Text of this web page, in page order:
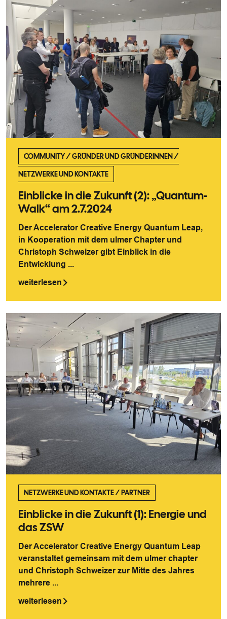
COMMUNITY/GRÜNDER UND GRÜNDERINNEN/
NETZWERKE UND KONTAKTE
Einblicke in die Zukunft (2): „Quantum-
Walk“ am 2.7.2024
Der Accelerator Creative Energy Quantum Leap,
in Kooperation mit dem ulmer Chapter und
Christoph Schweizer gibt Einblick in die
Entwicklung ...
weiterlesen
NETZWERKE UND KONTAKTE/PARTNER
Einblicke in die Zukunft (1): Energie und
das ZSW
Der Accelerator Creative Energy Quantum Leap
veranstaltet gemeinsam mit dem ulmer chapter
und Christoph Schweizer zur Mitte des Jahres
mehrere ...
weiterlesen